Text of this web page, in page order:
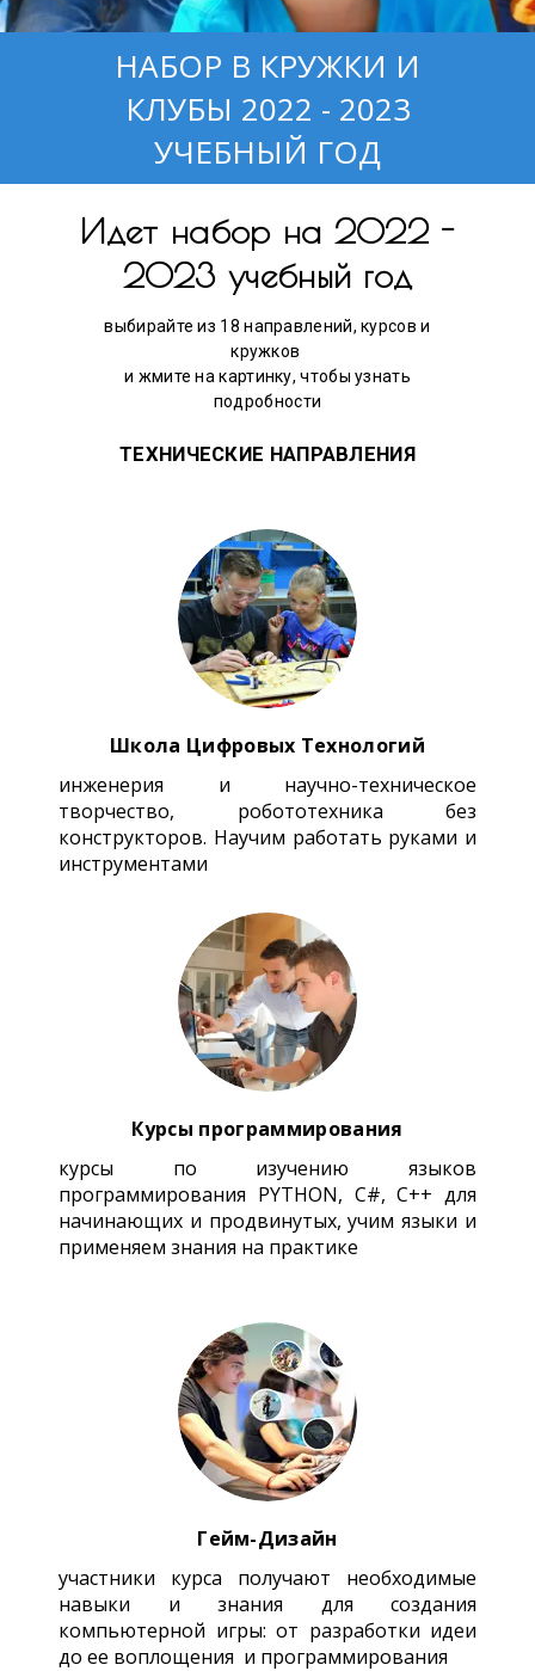
НАБОР В КРУЖКИ И
КЛУБЫ 2022 - 2023
УЧЕБНЫЙ ГОД
Идет набор на 2022 -
2023 учебный год
выбирайте из 18 направлений, курсов и
кружков
и жмите на картинку, чтобы узнать
подробности
ТЕХНИЧЕСКИЕ НАПРАВЛЕНИЯ
Школа Цифровых Технологий
инженерия и научно-техническое
творчество, робототехника без
конструкторов. Научим работать руками и
инструментами
Курсы программирования
курсы по изучению языков
программирования PYTHON, C#, C++ для
начинающих и продвинутых, учим языки и
применяем знания на практике
Гейм-Дизайн
участники курса получают необходимые
навыки и знания для создания
компьютерной игры: от разработки идеи
до ее воплощения и программирования